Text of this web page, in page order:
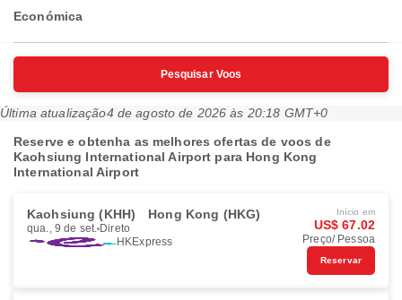
Económica
Pesquisar Voos
Última atualização4 de agosto de 2026 às 20:18 GMT+0
Reserve e obtenha as melhores ofertas de voos de
Kaohsiung International Airport para Hong Kong
International Airport
Kaohsiung (KHH) Hong Kong (HKG)
qua., 9 de set. Direto
HKExpress
Início em
US$ 67.02
Preço/ Pessoa
Reservar